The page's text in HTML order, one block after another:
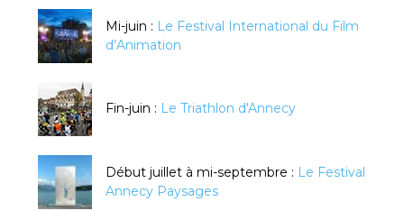
Mi-juin : Le Festival International du Film
d’Animation
Fin-juin : Le Triathlon d'Annecy
Début juillet à mi-septembre : Le Festival
Annecy Paysages